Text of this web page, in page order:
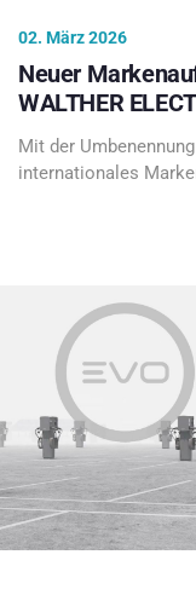
02. März 2026
Neuer
WALTHER
Mit der
internationales